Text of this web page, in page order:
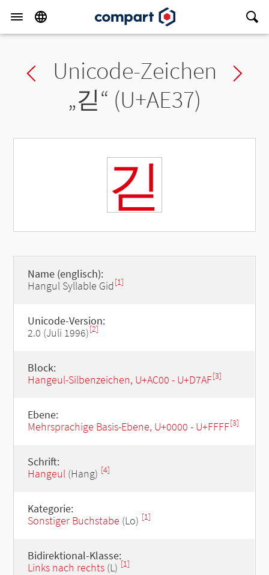
Previous char
Unicode-Zeichen
„긷“ (U+AE37)
긷
Name (englisch):
Hangul Syllable Gid[1]
Unicode-Version:
2.0 (Juli 1996)[2]
Block:
Hangeul-Silbenzeichen, U+AC00 - U+D7AF[3]
Ebene:
Mehrsprachige Basis-Ebene, U+0000 - U+FFFF[3]
Schrift:
Hangeul(Hang) [4]
Kategorie:
Sonstiger Buchstabe (Lo) [1]
Bidirektional-Klasse:
Links nach rechts(L) [1]